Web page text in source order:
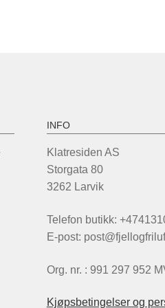
INFO
Klatresiden AS
Storgata 80
3262 Larvik
Telefon butikk:
E-post:
Org. nr. : 991 297 952
Kjøpsbetingelser og